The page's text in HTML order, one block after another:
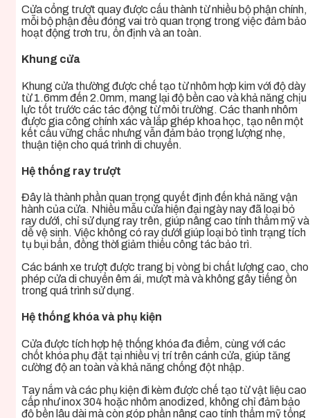
Cửa cổng trượt quay được cấu thành từ nhiều bộ phận chính,
mỗi bộ phận đều đóng vai trò quan trọng trong việc đảm bảo
hoạt động trơn tru, ổn định và an toàn.
Khung cửa
Khung cửa thường được chế tạo từ nhôm hợp kim với độ dày
từ 1.6mm đến 2.0mm, mang lại độ bền cao và khả năng chịu
lực tốt trước các tác động từ môi trường. Các thanh nhôm
được gia công chính xác và lắp ghép khoa học, tạo nên một
kết cấu vững chắc nhưng vẫn đảm bảo trọng lượng nhẹ,
thuận tiện cho quá trình di chuyển.
Hệ thống ray trượt
Đây là thành phần quan trọng quyết định đến khả năng vận
hành của cửa. Nhiều mẫu cửa hiện đại ngày nay đã loại bỏ
ray dưới, chỉ sử dụng ray trên, giúp nâng cao tính thẩm mỹ và
dễ vệ sinh. Việc không có ray dưới giúp loại bỏ tình trạng tích
tụ bụi bẩn, đồng thời giảm thiểu công tác bảo trì.
Các bánh xe trượt được trang bị vòng bi chất lượng cao, cho
phép cửa di chuyển êm ái, mượt mà và không gây tiếng ồn
trong quá trình sử dụng.
Hệ thống khóa và phụ kiện
Cửa được tích hợp hệ thống khóa đa điểm, cùng với các
chốt khóa phụ đặt tại nhiều vị trí trên cánh cửa, giúp tăng
cường độ an toàn và khả năng chống đột nhập.
Tay nắm và các phụ kiện đi kèm được chế tạo từ vật liệu cao
cấp như inox 304 hoặc nhôm anodized, không chỉ đảm bảo
độ bền lâu dài mà còn góp phần nâng cao tính thẩm mỹ tổng